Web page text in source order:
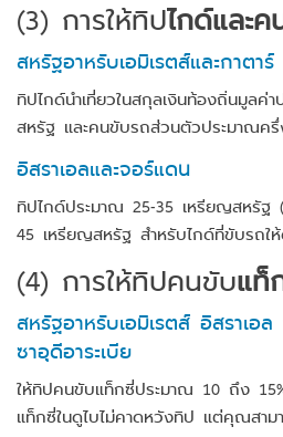
(3) การให้ทิปไกด์และค
สหรัฐอาหรับเอมิเรตส์และกาตาร์
ทิปไกด์นำเที่ยวในสกุลเงินท้องถิ่นมูลค่
สหรัฐ และคนขับรถส่วนตัวประมาณครึ่
อิสราเอลและจอร์แดน
ทิปไกด์ประมาณ 25-35 เหรียญสหรัฐ
45 เหรียญสหรัฐ สำหรับไกด์ที่ขับรถใ
(4) การให้ทิปคนขับแท็
สหรัฐอาหรับเอมิเรตส์ อิสราเอ
ซาอุดีอาระเบีย
ให้ทิปคนขับแท็กซี่ประมาณ 10 ถึง
แท็กซี่ในดูไบไม่คาดหวังทิป แต่คุณสาม